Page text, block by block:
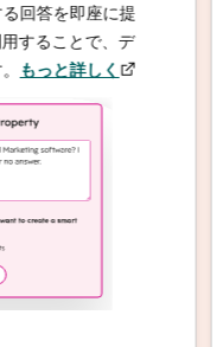
を即座に提
ことで、デ
と詳しく